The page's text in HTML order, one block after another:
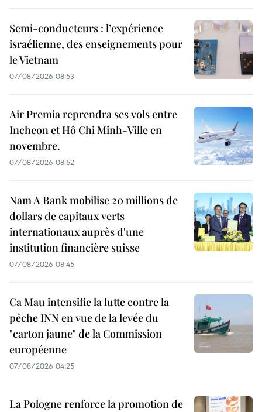
Semi-conducteurs : l’expérience
israélienne, des enseignements pour
le Vietnam
07/08/2026 08:53
Air Premia reprendra ses vols entre
Incheon et Hô Chi Minh-Ville en
novembre.
07/08/2026 08:52
Nam A Bank mobilise 20 millions de
dollars de capitaux verts
internationaux auprès d'une
institution financière suisse
07/08/2026 08:45
Ca Mau intensifie la lutte contre la
pêche INN en vue de la levée du
"carton jaune" de la Commission
européenne
07/08/2026 04:25
La Pologne renforce la promotion de